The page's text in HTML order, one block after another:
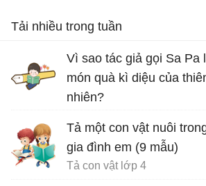
Tải nhiều trong tuần
Vì sao tác giả gọi Sa Pa
món quà kì diệu của
nhiên?
Tả một con vật nuôi
gia đình em (9 mẫu)
Tả con vật lớp 4